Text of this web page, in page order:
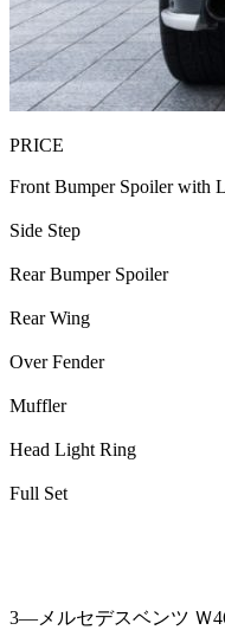
PRICE
Front Bumper Spoiler
Side Step
Rear Bumper
Rear Wing
Over Fender
Muffler
Head Light
Full Set
3—メルセデスベンツ Ｗ